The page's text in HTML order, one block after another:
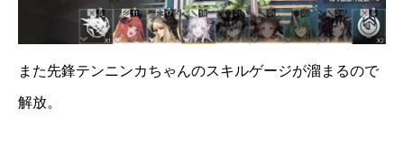
また先鋒テンニンカちゃんのスキルゲージが溜まるので
解放。